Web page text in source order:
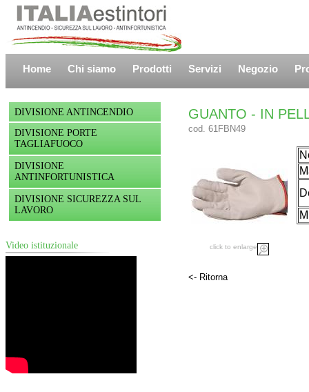
Home Chi siamo Prodotti Servizi Negozio
DIVISIONE ANTINCENDIO
DIVISIONE PORTE
TAGLIAFUOCO
DIVISIONE
ANTINFORTUNISTICA
DIVISIONE SICUREZZA SUL
LAVORO
Video istituzionale
GUANTO - IN
cod. 61FBN49
click to enlarge
<- Ritorna